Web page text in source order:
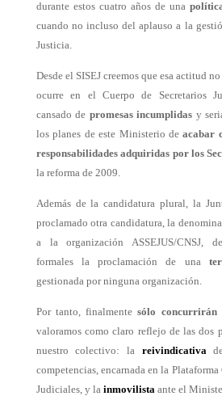
durante estos cuatro años de una
cuando no incluso del aplauso a la
Justicia.
Desde el SISEJ creemos que esa actitud
ocurre en el Cuerpo de Secretarios
cansado de promesas incumplidas y
los planes de este Ministerio deacabar
responsabilidades adquiridas por los
la reforma de 2009.
Además de la candidatura plural, la
proclamado otra candidatura, la
a la organización ASSEJUS/CNSJ,
formales la proclamación de una
gestionada por ninguna organización.
Por tanto, finalmentesólo concurrirán
valoramos como claro reflejo de las dos
nuestro colectivo: la reivindicativade
competencias, encarnada en la
Judiciales, y la inmovilistaante el